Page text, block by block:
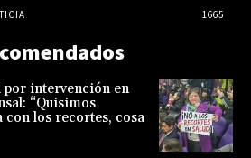
1665
por intervención en
“Quisimos
con los recortes, cosa